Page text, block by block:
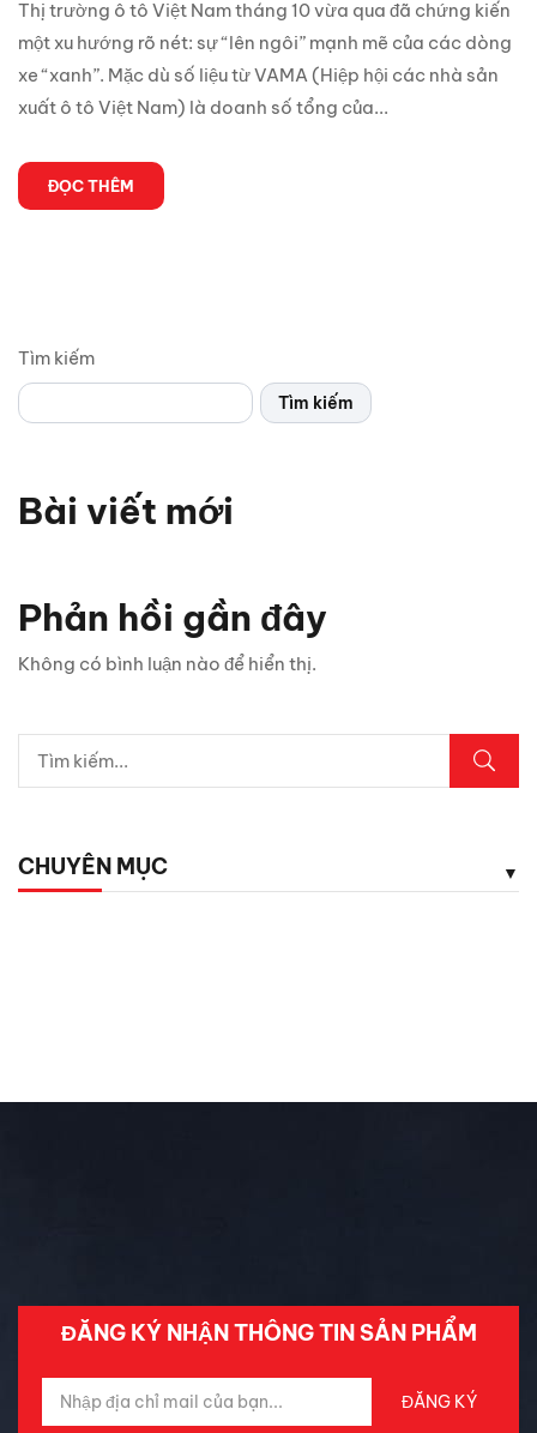
Tìm kiếm
Tìm kiếm
Bài viết mới
Chỉ 1 sợi cáp, Android Box Santek ST830 lột xác hoàn
toàn màn hình zin ô tô!
5 vị trí trên ô tô cần kiểm tra ngay sau mưa lớn
Top dụng cụ cứu hộ mọi tài xế cần có phòng khi hết ắc
Phản hồi gần đây
Không có bình luận nào để hiển thị.
CHUYÊN MỤC
Thị trường ô tô Việt Nam tháng 10 vừa qua đã chứng kiến
một xu hướng rõ nét: sự “lên ngôi” mạnh mẽ của các dòng
xe “xanh”. Mặc dù số liệu từ VAMA (Hiệp hội các nhà sản
xuất ô tô Việt Nam) là doanh số tổng của...
ĐỌC THÊM
ĐĂNG KÝ NHẬN THÔNG TIN SẢN PHẨM